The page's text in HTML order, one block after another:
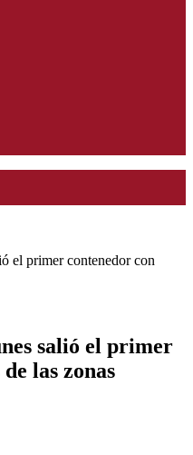
el primer contenedor con
salió el primer
las zonas